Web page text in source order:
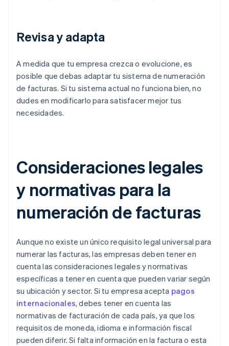
Revisa y adapta
A medida que tu empresa crezca o evolucione, es
posible que debas adaptar tu sistema de numeración
de facturas. Si tu sistema actual no funciona bien, no
dudes en modificarlo para satisfacer mejor tus
necesidades.
Consideraciones legales
y normativas para la
numeración de facturas
Aunque no existe un único requisito legal universal para
numerar las facturas, las empresas deben tener en
cuenta las consideraciones legales y normativas
específicas a tener en cuenta que pueden variar según
su ubicación y sector. Si tu empresa acepta pagos
internacionales, debes tener en cuenta las
normativas de facturación de cada país, ya que los
requisitos de moneda, idioma e información fiscal
pueden diferir. Si falta información en la factura o esta